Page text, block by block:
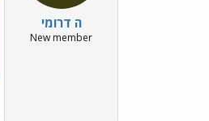
ה דרומי
New member